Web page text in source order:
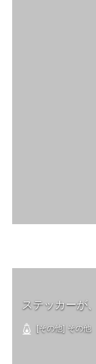
ステッカーが
[その他] その他